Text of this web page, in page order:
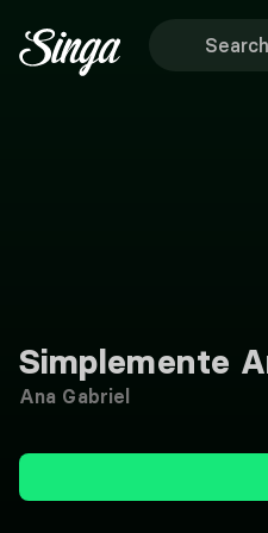
Simplemente
Ana Gabriel